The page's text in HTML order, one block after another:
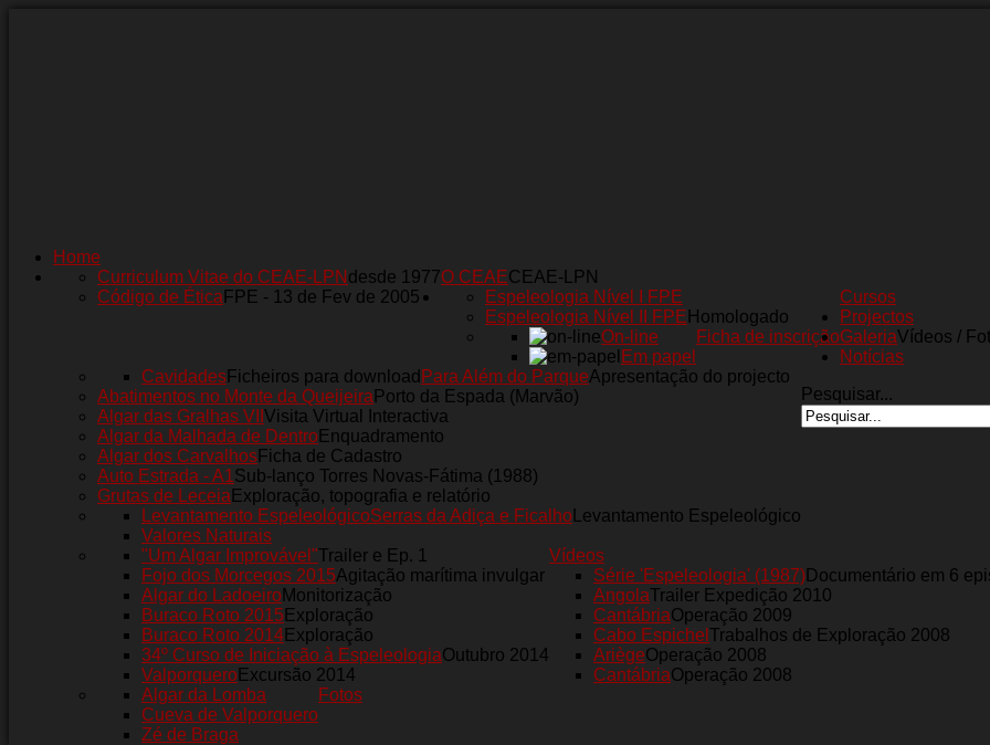
Home
O CEAECEAE-LPN
Curriculum Vitae do CEAE-LPN desde 1977
Código de Ética FPE - 13 de Fev de 2005 Cursos
Espeleologia Nível I FPE
Espeleologia Nível II FPE Homologado
Ficha de inscrição
On-line
Em papel
Projectos
Para Além do ParqueApresentação do projecto
CavidadesFicheiros para download
Abatimentos no Monte da Queijeira Porto da Espada (Marvão)
Algar das Gralhas VII Visita Virtual Interactiva
Algar da Malhada de DentroEnquadramento
Algar dos CarvalhosFicha de Cadastro
Auto Estrada - A1Sub-lanço Torres Novas-Fátima (1988)
Grutas de Leceia Exploração, topografia e relatório
Serras da Adiça e Ficalho Levantamento Espeleológico
Levantamento Espeleológico
Valores Naturais
GaleriaVídeos /
Vídeos
"Um Algar Improvável"Trailer e Ep. 1
Fojo dos Morcegos 2015Agitação marítima invulgar
Algar do LadoeiroMonitorização
Buraco Roto 2015 Exploração
Buraco Roto 2014Exploração
34º Curso de Iniciação à EspeleologiaOutubro 2014
ValporqueroExcursão 2014
Série 'Espeleologia' (1987)Documentário em 6
AngolaTrailer Expedição 2010
CantábriaOperação 2009
Cabo Espichel Trabalhos de Exploração 2008
AriègeOperação 2008
CantábriaOperação 2008
Fotos
Algar da Lomba
Cueva de Valporquero
Zé de Braga
Notícias
Pesquisar...